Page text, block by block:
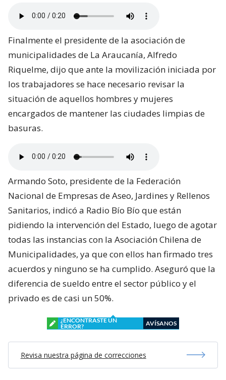
Finalmente el presidente de la asociación de
municipalidades de La Araucanía, Alfredo
Riquelme, dijo que ante la movilización iniciada por
los trabajadores se hace necesario revisar la
situación de aquellos hombres y mujeres
encargados de mantener las ciudades limpias de
basuras.
Armando Soto, presidente de la Federación
Nacional de Empresas de Aseo, Jardines y Rellenos
Sanitarios, indicó a Radio Bío Bío que están
pidiendo la intervención del Estado, luego de agotar
todas las instancias con la Asociación Chilena de
Municipalidades, ya que con ellos han firmado tres
acuerdos y ninguno se ha cumplido. Aseguró que la
diferencia de sueldo entre el sector público y el
privado es de casi un 50%.
¿ENCONTRASTE UN
ERROR?
AVÍSANOS
Revisa nuestra página de correcciones